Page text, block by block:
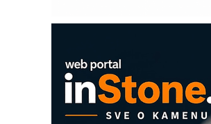
era CNC merenja
Proizvodnja iC7 Hybrid 1500
mrežnog pretvarača sa tečnim
hlađenjem
COMBYPACK